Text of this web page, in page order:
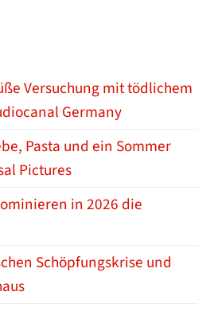
Versuchung mit tödlichem
Germany
Pasta und ein Sommer
Pictures
in 2026 die
Schöpfungskrise und